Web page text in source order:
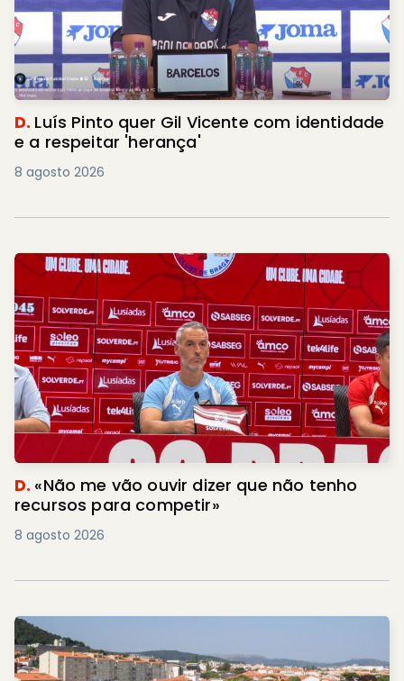
D. Luís Pinto quer Gil Vicente com identidade
e a respeitar 'herança'
8 agosto 2026
D. «Não me vão ouvir dizer que não tenho
recursos para competir»
8 agosto 2026